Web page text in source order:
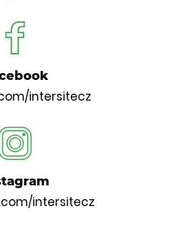
intersitecz
intersitecz